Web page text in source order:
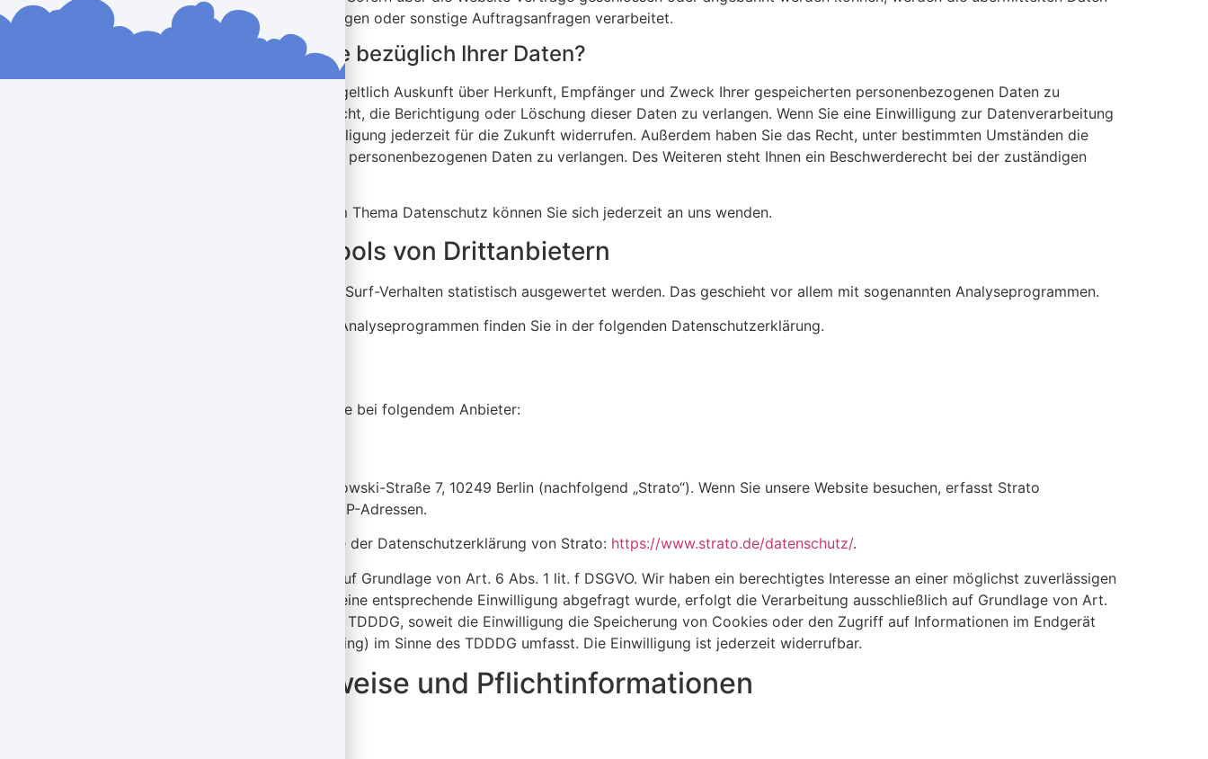
auch für Vertragsangebote, Bestellungen oder sonstige Auftragsanfragen verarbeitet.
Welche Rechte haben Sie bezüglich Ihrer Daten?
Sie haben jederzeit das Recht, unentgeltlich Auskunft über Herkunft, Empfänger und Zweck Ihrer gespeicherten personenbezogenen Daten zu
erhalten. Sie haben außerdem ein Recht, die Berichtigung oder Löschung dieser Daten zu verlangen. Wenn Sie eine Einwilligung zur Datenverarbeitung
erteilt haben, können Sie diese Einwilligung jederzeit für die Zukunft widerrufen. Außerdem haben Sie das Recht, unter bestimmten Umständen die
Einschränkung der Verarbeitung Ihrer personenbezogenen Daten zu verlangen. Des Weiteren steht Ihnen ein Beschwerderecht bei der zuständigen
Hierzu sowie zu weiteren Fragen zum Thema Datenschutz können Sie sich jederzeit an uns wenden.
Analyse-Tools und Tools von Dritt­anbietern
Beim Besuch dieser Website kann Ihr Surf-Verhalten statistisch ausgewertet werden. Das geschieht vor allem mit sogenannten Analyseprogrammen.
Detaillierte Informationen zu diesen Analyseprogrammen finden Sie in der folgenden Datenschutzerklärung.
Wir hosten die Inhalte unserer Website bei folgendem Anbieter:
Anbieter ist die Strato AG, Otto-Ostrowski-Straße 7, 10249 Berlin (nachfolgend „Strato“). Wenn Sie unsere Website besuchen, erfasst Strato
verschiedene Logfiles inklusive Ihrer IP-Adressen.
Weitere Informationen entnehmen Sie der Datenschutzerklärung von Strato: https://www.strato.de/datenschutz/.
Die Verwendung von Strato erfolgt auf Grundlage von Art. 6 Abs. 1 lit. f DSGVO. Wir haben ein berechtigtes Interesse an einer möglichst zuverlässigen
Darstellung unserer Website. Sofern eine entsprechende Einwilligung abgefragt wurde, erfolgt die Verarbeitung ausschließlich auf Grundlage von Art.
6 Abs. 1 lit. a DSGVO und § 25 Abs. 1 TDDDG, soweit die Einwilligung die Speicherung von Cookies oder den Zugriff auf Informationen im Endgerät
des Nutzers (z. B. Device-Fingerprinting) im Sinne des TDDDG umfasst. Die Einwilligung ist jederzeit widerrufbar.
3. Allgemeine Hinweise und Pflicht­informationen